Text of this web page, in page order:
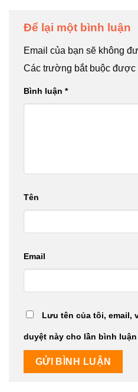
Để lại một bình luận
Email của bạn sẽ không
Các trường bắt buộc được
Bình luận *
Tên
Email
Lưu tên của tôi, email,
duyệt này cho lần bình